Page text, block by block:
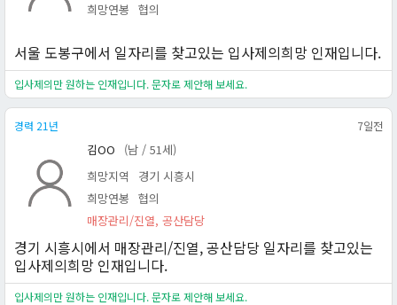
희망연봉 협의
서울 도봉구에서 일자리를 찾고있는 입사제의희망 인재입니다.
입사제의만 원하는 인재입니다. 문자로 제안해 보세요.
경력 21년 7일전
김OO
(남 / 51세)
희망지역
경기 시흥시
희망연봉 협의
매장관리/진열, 공산담당
경기 시흥시에서 매장관리/진열, 공산담당 일자리를 찾고있는
입사제의희망 인재입니다.
입사제의만 원하는 인재입니다. 문자로 제안해 보세요.